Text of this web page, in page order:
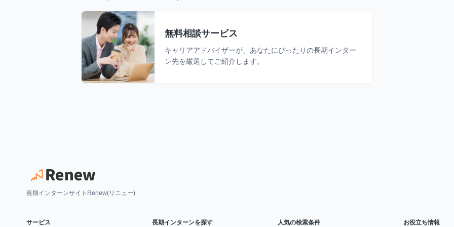
無料相談サービス
キャリアアドバイザーが、あなたにぴったりの長期インター
ン先を厳選してご紹介します。
長期インターンサイトRenew(リニュー)
サービス 長期インターンを探す 人気の検索条件 お役立ち情報